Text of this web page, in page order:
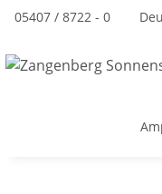
05407 / 8722 - 0